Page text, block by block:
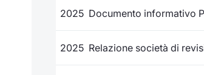
2025 Documento informativo
2025 Relazione società di